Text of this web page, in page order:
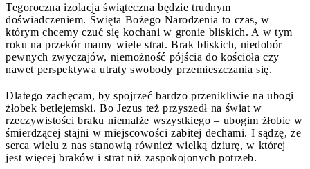
Tegoroczna izolacja świąteczna będzie trudnym
doświadczeniem. Święta Bożego Narodzenia to czas, w
którym chcemy czuć się kochani w gronie bliskich. A w tym
roku na przekór mamy wiele strat. Brak bliskich, niedobór
pewnych zwyczajów, niemożność pójścia do kościoła czy
nawet perspektywa utraty swobody przemieszczania się.
Dlatego zachęcam, by spojrzeć bardzo przenikliwie na ubogi
żłobek betlejemski. Bo Jezus też przyszedł na świat w
rzeczywistości braku niemalże wszystkiego – ubogim żłobie w
śmierdzącej stajni w miejscowości zabitej dechami. I sądzę, że
serca wielu z nas stanowią również wielką dziurę, w której
jest więcej braków i strat niż zaspokojonych potrzeb.